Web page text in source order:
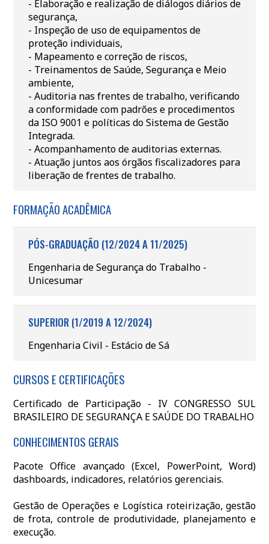
- Elaboração e realização de diálogos diários de
segurança,
- Inspeção de uso de equipamentos de
proteção individuais,
- Mapeamento e correção de riscos,
- Treinamentos de Saúde, Segurança e Meio
ambiente,
- Auditoria nas frentes de trabalho, verificando
a conformidade com padrões e procedimentos
da ISO 9001 e políticas do Sistema de Gestão
Integrada.
- Acompanhamento de auditorias externas.
- Atuação juntos aos órgãos fiscalizadores para
liberação de frentes de trabalho.
FORMAÇÃO ACADÊMICA
PÓS-GRADUAÇÃO (12/2024 A 11/2025)
Engenharia de Segurança do Trabalho -
Unicesumar
SUPERIOR (1/2019 A 12/2024)
Engenharia Civil - Estácio de Sá
CURSOS E CERTIFICAÇÕES
Certificado de Participação - IV CONGRESSO SUL
BRASILEIRO DE SEGURANÇA E SAÚDE DO TRABALHO
CONHECIMENTOS GERAIS
Pacote Office avançado (Excel, PowerPoint, Word)
dashboards, indicadores, relatórios gerenciais.
Gestão de Operações e Logística roteirização, gestão
de frota, controle de produtividade, planejamento e
execução.